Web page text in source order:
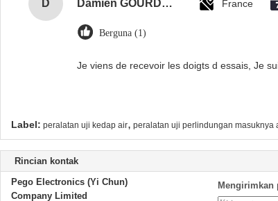
D Damien GOURDAIN France
Berguna (1)
Je viens de recevoir les doigts d essais, Je
Label: peralatan uji kedap air, peralatan uji perlindungan masuknya
Rincian kontak
Pego Electronics (Yi Chun)
Company Limited
Mengirimkan